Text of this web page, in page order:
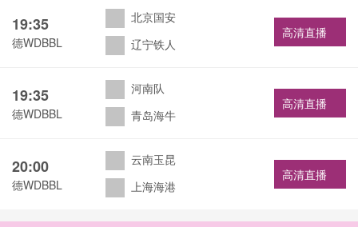
19:35
德WDBBL
北京国安
辽宁铁人
高清直播
19:35
德WDBBL
河南队
青岛海牛
高清直播
20:00
德WDBBL
云南玉昆
上海海港
高清直播